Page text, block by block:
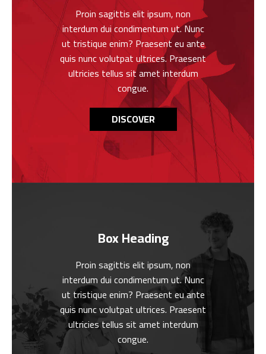
Proin sagittis elit ipsum, non
interdum dui condimentum ut. Nunc
ut tristique enim? Praesent eu ante
quis nunc volutpat ultrices. Praesent
ultricies tellus sit amet interdum
congue.
DISCOVER
Box Heading
Proin sagittis elit ipsum, non
interdum dui condimentum ut. Nunc
ut tristique enim? Praesent eu ante
quis nunc volutpat ultrices. Praesent
ultricies tellus sit amet interdum
congue.